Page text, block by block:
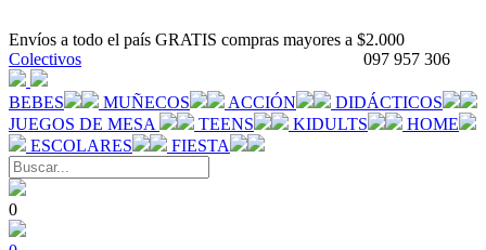
Envíos a todo el país GRATIS compras mayores a $2.000
097 957 306
Colectivos
BEBES MUÑECOS ACCIÓN
DIDÁCTICOS
JUEGOS DE MESA
TEENS KIDULTS
HOME
ESCOLARES
FIESTA
0